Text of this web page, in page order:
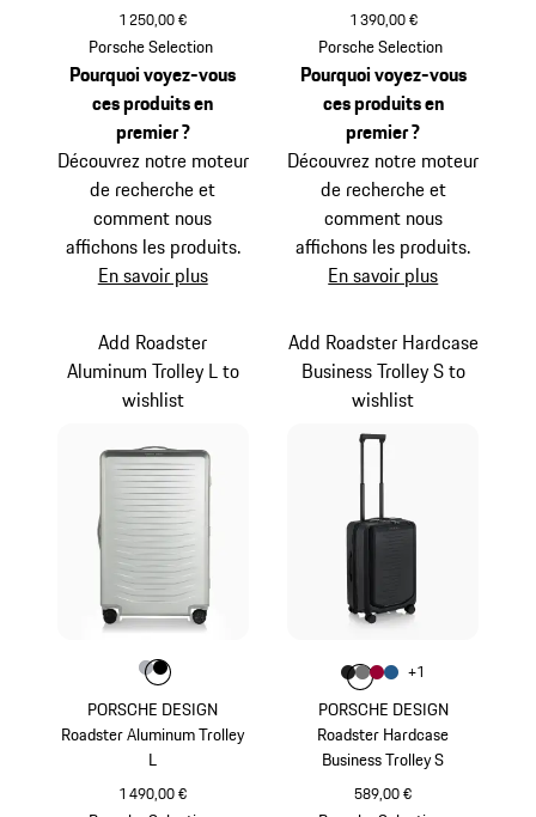
1 250,00 €
Argent
Porsche Selection
Pourquoi voyez-vous
ces produits en
premier ?
Découvrez notre moteur
de recherche et
comment nous
affichons les produits.
En savoir plus
1 390,00 €
Argent
Porsche Selection
Pourquoi voyez-vous
ces produits en
premier ?
Découvrez notre moteur
de recherche et
comment nous
affichons les produits.
En savoir plus
PORSCHE DESIGN
Roadster Aluminum Trolley
L
1 490,00 €
Add Roadster
Aluminum Trolley L to
wishlist
Couleur
Couleur
Couleur
PORSCHE DESIGN
Roadster Hardcase
Business Trolley S
589,00 €
Add Roadster Hardcase
Business Trolley S to
wishlist
Couleur
Couleur Noir Mat
CouleurGris Nardo
Couleur
Couleur
+1